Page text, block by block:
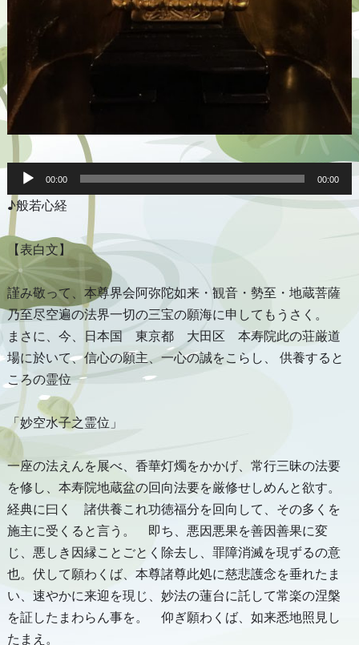
音
プ
レ
ー
ヤ
ー
00:00 00:00
♪般若心経
【表白文】
謹み敬って、本尊界会阿弥陀如来・観音・勢至・地蔵菩薩
乃至尽空遍の法界一切の三宝の願海に申してもうさく。
まさに、今、日本国 東京都 大田区 本寿院此の荘厳道
場に於いて、信心の願主、一心の誠をこらし、 供養すると
ころの霊位
「妙空水子之霊位」
一座の法えんを展べ、香華灯燭をかかげ、常行三昧の法要
を修し、本寿院地蔵盆の回向法要を厳修せしめんと欲す。
経典に曰く 諸供養これ功徳福分を回向して、その多くを
施主に受くると言う。 即ち、悪因悪果を善因善果に変
じ、悪しき因縁ことごとく除去し、罪障消滅を現ずるの意
也。伏して願わくば、本尊諸尊此処に慈悲護念を垂れたま
い、速やかに来迎を現じ、妙法の蓮台に託して常楽の涅槃
を証したまわらん事を。 仰ぎ願わくば、如来悉地照見し
たまえ。